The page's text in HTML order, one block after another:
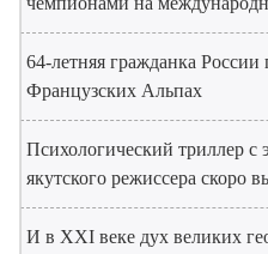
64-летняя гражданка
Французских Альпах
Психологический триллер с
якутского режиссера скоро
И в XXI веке дух великих